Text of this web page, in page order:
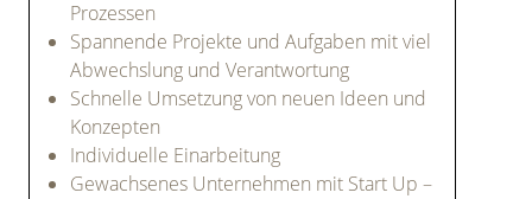
Prozessen
Spannende Projekte und Aufgaben mit viel
Abwechslung und Verantwortung
Schnelle Umsetzung von neuen Ideen und
Konzepten
Individuelle Einarbeitung
Gewachsenes Unternehmen mit Start Up –